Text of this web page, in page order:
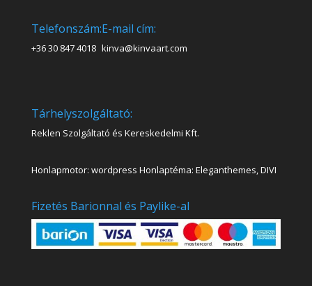
Telefonszám:
+36 30 847 4018
E-mail cím:
kinva@kinvaart.com
Tárhelyszolgáltató:
Reklen Szolgáltató és Kereskedelmi Kft.
Honlapmotor: wordpress Honlaptéma: Eleganthemes, DIVI
Fizetés Barionnal és Paylike-al